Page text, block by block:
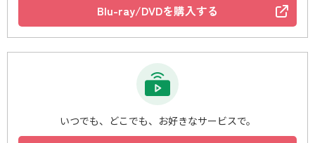
Blu-ray/DVDを購入する
いつでも、どこでも、お好きなサービスで。